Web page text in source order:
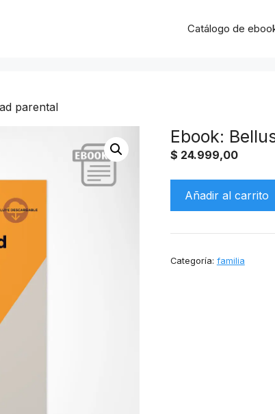
Catálogo de
parental
Ebook:
$ 24.999,00
Belluscio
parental
Añadir al carrito
Categoría: familia